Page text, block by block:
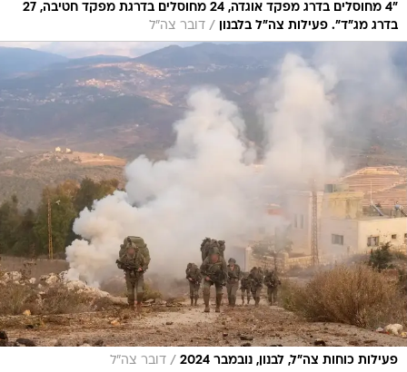
"4 מחוסלים בדרג מפקד אוגדה, 24 מחוסלים בדרגת מפקד חטיבה, 27
בדרג מג"ד". פעילות צה"ל בלבנון
/ דובר צה"ל
פעילות כוחות צה"ל, לבנון, נובמבר 2024 / דובר צה"ל